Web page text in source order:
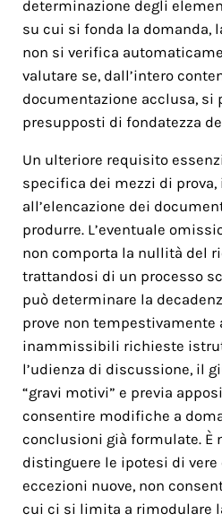
determinazione degli
su cui si fonda la domanda,
non si verifica
valutare se, dall’intero
documentazione acclusa, si
presupposti di fondatezza
Un ulteriore requisito
specifica dei mezzi di prova,
all’elencazione dei
produrre. L’eventuale
non comporta la nullità del
trattandosi di un processo
può determinare la
prove non tempestivamente
inammissibili richieste
l’udienza di discussione, il
“gravi motivi” e previa
consentire modifiche a
conclusioni già formulate. È
distinguere le ipotesi di vere
eccezioni nuove, non
cui ci si limita a rimodulare